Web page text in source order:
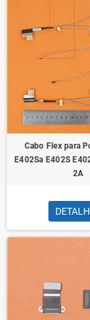
Cabo Flex para
E402Sa E402S
2A